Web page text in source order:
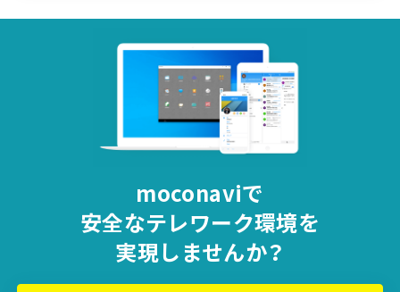
moconaviで
安全なテレワーク環境を
実現しませんか？